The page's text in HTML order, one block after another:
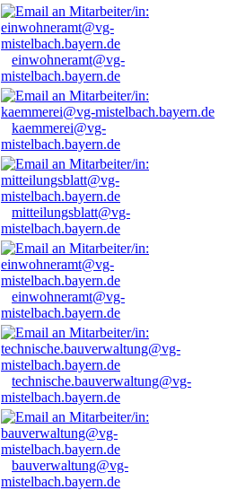
einwohneramt@vg-
mistelbach.bayern.de
kaemmerei@vg-
mistelbach.bayern.de
mitteilungsblatt@vg-
mistelbach.bayern.de
einwohneramt@vg-
mistelbach.bayern.de
technische.bauverwaltung@vg-
mistelbach.bayern.de
bauverwaltung@vg-
mistelbach.bayern.de